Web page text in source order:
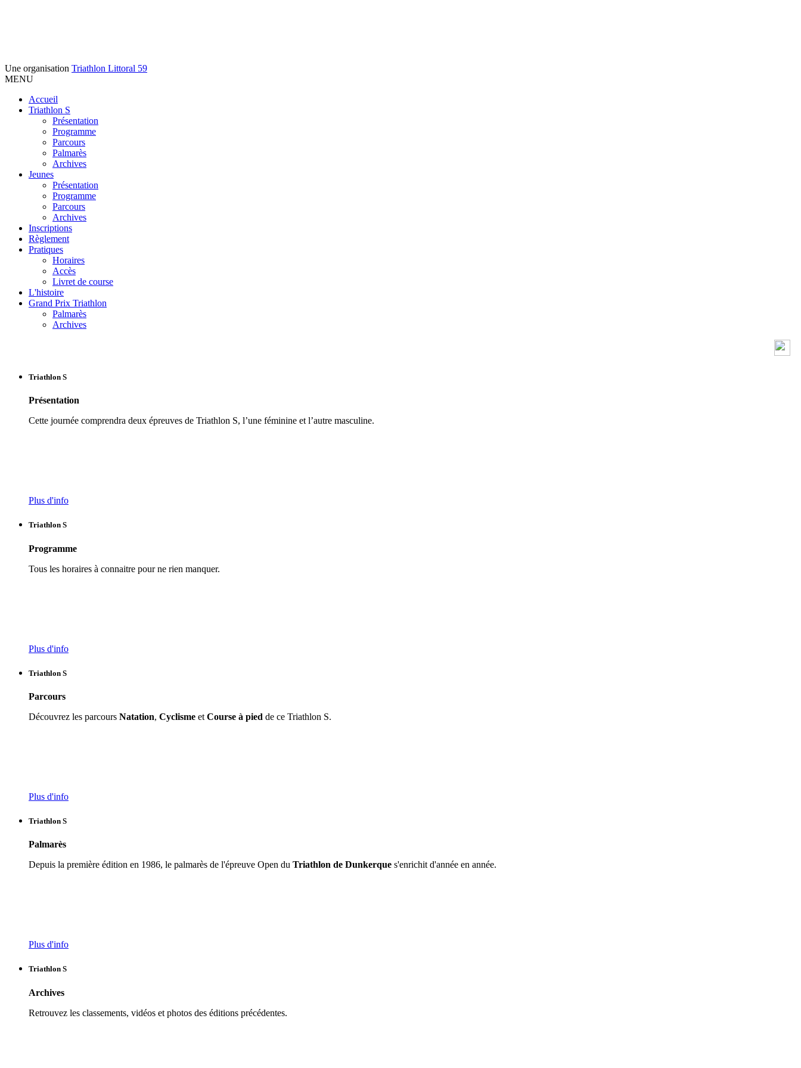
Une organisation Triathlon Littoral 59
MENU
Accueil
Triathlon S
Présentation
Programme
Parcours
Palmarès
Archives
Jeunes
Présentation
Programme
Parcours
Archives
Inscriptions
Règlement
Pratiques
Horaires
Accès
Livret de course
L'histoire
Grand Prix Triathlon
Palmarès
Archives
Triathlon S
Présentation
Cette journée comprendra deux épreuves de Triathlon S, l’une féminine et l’autre masculine.
Plus d'info
Triathlon S
Programme
Tous les horaires à connaitre pour ne rien manquer.
Plus d'info
Triathlon S
Parcours
Découvrez les parcours Natation, Cyclisme et Course à pied de ce Triathlon S.
Plus d'info
Triathlon S
Palmarès
Depuis la première édition en 1986, le palmarès de l'épreuve Open du Triathlon de Dunkerque s'enrichit d'année en année.
Plus d'info
Triathlon S
Archives
Retrouvez les classements, vidéos et photos des éditions précédentes.